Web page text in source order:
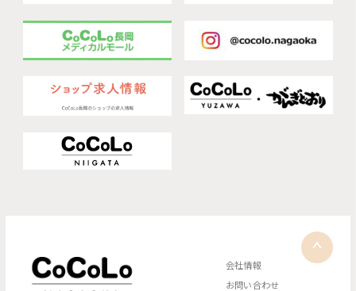
会社情報
お問い合わせ